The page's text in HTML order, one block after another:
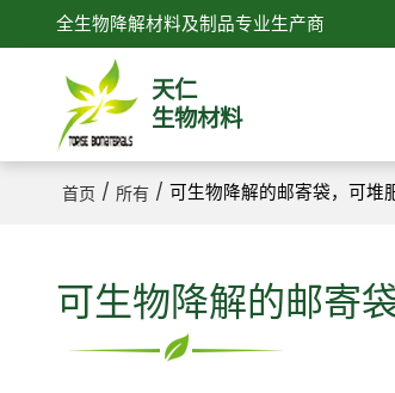
全生物降解材料及制品专业生产商
天仁
生物材料
首页 / 所有 / 可生物降解的邮寄袋，可堆
可生物降解的邮寄